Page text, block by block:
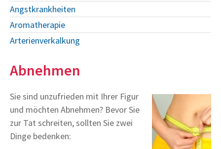
Angstkrankheiten
Aromatherapie
Arterienverkalkung
Abnehmen
Sie sind unzufrieden mit Ihrer Figur
und möchten Abnehmen? Bevor Sie
zur Tat schreiten, sollten Sie zwei
Dinge bedenken: